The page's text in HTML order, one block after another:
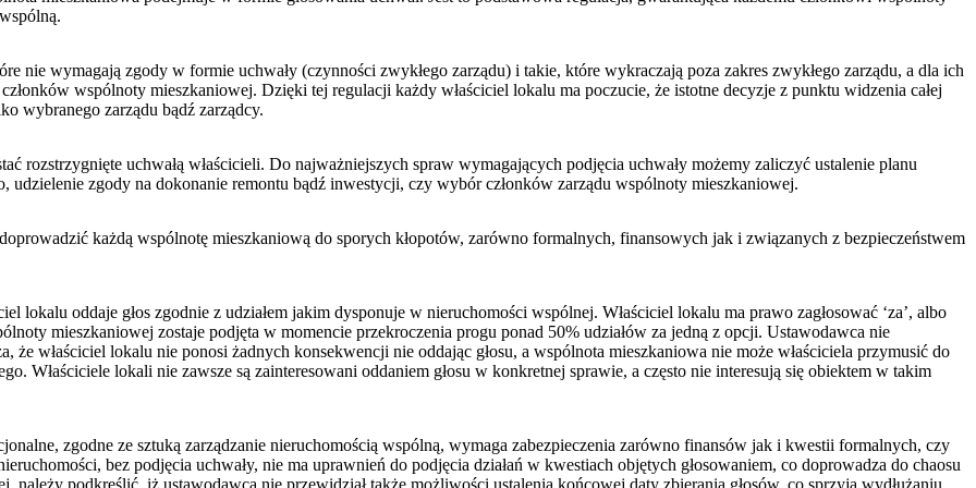
nie wymagają zgody w formie uchwały (czynności zwykłego zarządu) i takie, które wykraczają poza zakres zwykłego zarządu, a dla ich
wspólnoty mieszkaniowej. Dzięki tej regulacji każdy właściciel lokalu ma poczucie, że istotne decyzje z punktu widzenia całej
wybranego zarządu bądź zarządcy.
rozstrzygnięte uchwałą właścicieli. Do najważniejszych spraw wymagających podjęcia uchwały możemy zaliczyć ustalenie planu
udzielenie zgody na dokonanie remontu bądź inwestycji, czy wybór członków zarządu wspólnoty mieszkaniowej.
każdą wspólnotę mieszkaniową do sporych kłopotów, zarówno formalnych, finansowych jak i związanych z bezpieczeństwem
lokalu oddaje głos zgodnie z udziałem jakim dysponuje w nieruchomości wspólnej. Właściciel lokalu ma prawo zagłosować ‘za’, albo
mieszkaniowej zostaje podjęta w momencie przekroczenia progu ponad 50% udziałów za jedną z opcji. Ustawodawca nie
że właściciel lokalu nie ponosi żadnych konsekwencji nie oddając głosu, a wspólnota mieszkaniowa nie może właściciela przymusić do
Właściciele lokali nie zawsze są zainteresowani oddaniem głosu w konkretnej sprawie, a często nie interesują się obiektem w takim
zgodne ze sztuką zarządzanie nieruchomością wspólną, wymaga zabezpieczenia zarówno finansów jak i kwestii formalnych, czy
bez podjęcia uchwały, nie ma uprawnień do podjęcia działań w kwestiach objętych głosowaniem, co doprowadza do chaosu